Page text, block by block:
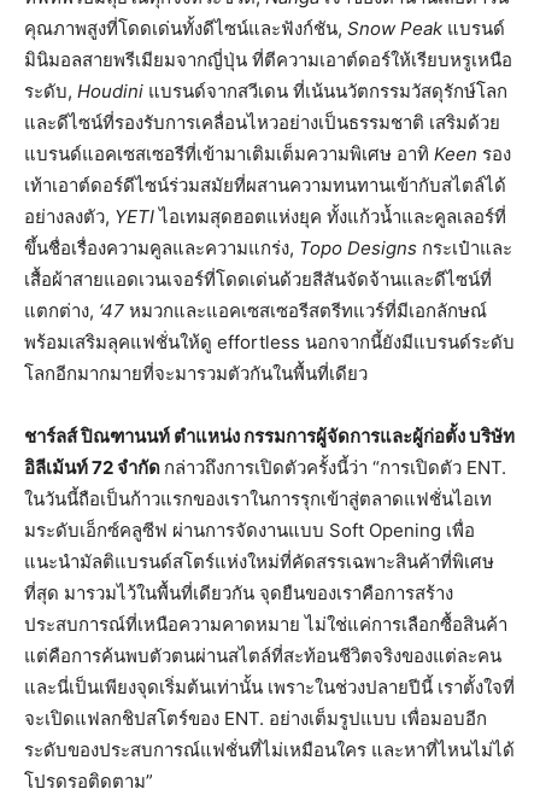
คุณภาพสูงที่โดดเด่นทั้งดีไซน์และฟังก์ชัน, Snow Peak แบรนด์
มินิมอลสายพรีเมียมจากญี่ปุ่น ที่ตีความเอาต์ดอร์ให้เรียบหรูเหนือ
ระดับ, Houdini แบรนด์จากสวีเดน ที่เน้นนวัตกรรมวัสดุรักษ์โลก
และดีไซน์ที่รองรับการเคลื่อนไหวอย่างเป็นธรรมชาติ เสริมด้วย
แบรนด์แอคเซสเซอรีที่เข้ามาเติมเต็มความพิเศษ อาทิ Keen รอง
เท้าเอาต์ดอร์ดีไซน์ร่วมสมัยที่ผสานความทนทานเข้ากับสไตล์ได้
อย่างลงตัว, YETIไอเทมสุดฮอตแห่งยุค ทั้งแก้วน้ำและคูลเลอร์ที่
ขึ้นชื่อเรื่องความคูลและความแกร่ง, Topo Designs กระเป๋าและ
เสื้อผ้าสายแอดเวนเจอร์ที่โดดเด่นด้วยสีสันจัดจ้านและดีไซน์ที่
แตกต่าง, ‘47 หมวกและแอคเซสเซอรีสตรีทแวร์ที่มีเอกลักษณ์
พร้อมเสริมลุคแฟชั่นให้ดู effortless นอกจากนี้ยังมีแบรนด์ระดับ
โลกอีกมากมายที่จะมารวมตัวกันในพื้นที่เดียว
ชาร์ลส์ปิณฑานนท์ ตำแหน่ง กรรมการผู้จัดการและผู้ก่อตั้งบริษัท
อิลีเม้นท์72จำกัด กล่าวถึงการเปิดตัวครั้งนี้ว่า “การเปิดตัว ENT.
ในวันนี้ถือเป็นก้าวแรกของเราในการรุกเข้าสู่ตลาดแฟชั่นไอเท
มระดับเอ็กซ์คลูซีฟ ผ่านการจัดงานแบบ Soft Opening เพื่อ
แนะนำมัลติแบรนด์สโตร์แห่งใหม่ที่คัดสรรเฉพาะสินค้าที่พิเศษ
ที่สุด มารวมไว้ในพื้นที่เดียวกัน จุดยืนของเราคือการสร้าง
ประสบการณ์ที่เหนือความคาดหมาย ไม่ใช่แค่การเลือกซื้อสินค้า
แต่คือการค้นพบตัวตนผ่านสไตล์ที่สะท้อนชีวิตจริงของแต่ละคน
และนี่เป็นเพียงจุดเริ่มต้นเท่านั้น เพราะในช่วงปลายปีนี้ เราตั้งใจที่
จะเปิดแฟลกชิปสโตร์ของ ENT. อย่างเต็มรูปแบบ เพื่อมอบอีก
ระดับของประสบการณ์แฟชั่นที่ไม่เหมือนใคร และหาที่ไหนไม่ได้
โปรดรอติดตาม”